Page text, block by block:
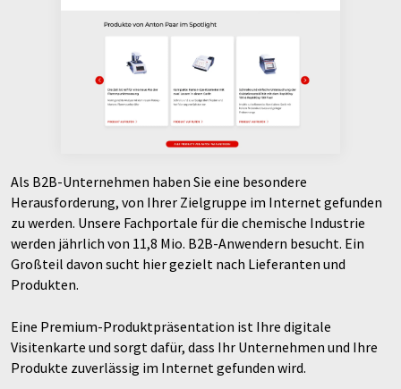
Als B2B-Unternehmen haben Sie eine besondere
Herausforderung, von Ihrer Zielgruppe im Internet gefunden
zu werden. Unsere Fachportale für die chemische Industrie
werden jährlich von 11,8 Mio. B2B-Anwendern besucht. Ein
Großteil davon sucht hier gezielt nach Lieferanten und
Produkten.
Eine Premium-Produktpräsentation ist Ihre digitale
Visitenkarte und sorgt dafür, dass Ihr Unternehmen und Ihre
Produkte zuverlässig im Internet gefunden wird.